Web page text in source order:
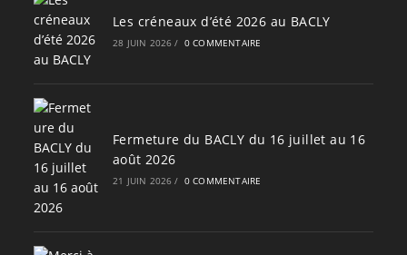
Les créneaux d’été 2026 au BACLY
28 JUIN 2026 / 0 COMMENTAIRE
Fermeture du BACLY du 16 juillet au 16
août 2026
21 JUIN 2026 / 0 COMMENTAIRE